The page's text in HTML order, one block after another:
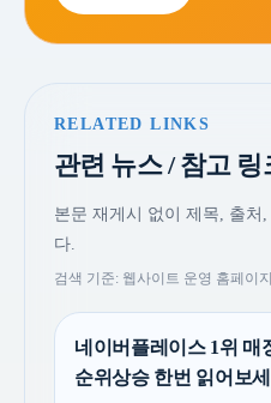
RELATED LINKS
관련 뉴스 / 참고 링
본문 재게시 없이 제목, 출처
다.
검색 기준: 웹사이트 운영 홈페이
네이버플레이스 1위 매
순위상승 한번 읽어보